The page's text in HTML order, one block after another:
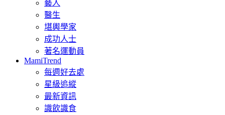
藝人
醫生
堪輿學家
成功人士
著名運動員
MamiTrend
每週好去處
星級追縱
最新資訊
識飲識食